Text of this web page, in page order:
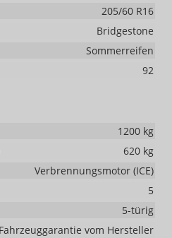
205/60 R16
Bridgestone
Sommerreifen
92
1200 kg
620 kg
Verbrennungsmotor (ICE)
5
5-türig
Fahrzeuggarantie vom Hersteller